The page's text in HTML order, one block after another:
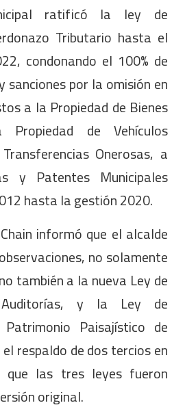
ratificó la ley de
Tributario hasta el
condonando el 100% de
por la omisión en
a la Propiedad de Bienes
de Vehículos
Onerosas, a
y Patentes Municipales
hasta la gestión 2020.
informó que el alcalde
no solamente
también a la nueva Ley de
y la Ley de
Paisajístico de
respaldo de dos tercios en
las tres leyes fueron
original.